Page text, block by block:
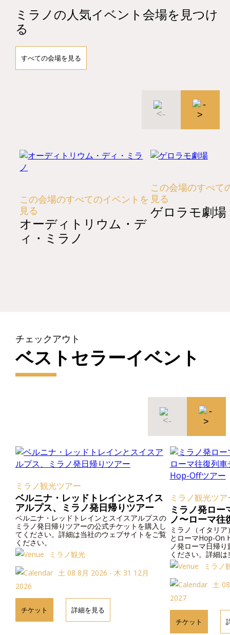
ミラノの人気イベント会場を見つけ
る
すべての会場を見る
この会場のすべてのイベントを
見る
オーディトリウム・デ
ィ・ミラノ
この会場のすべて
見る
ゲロラモ劇場
チェックアウト
ベストセラーイベント
ミラノ観光ツアー
ベルニナ・レッドトレインとスイス
アルプス、ミラノ発日帰りツアー
ベルニナ・レッドトレインとスイスアルプスの
ミラノ発日帰りツアーの公式チケットを購入し
てください。詳細は当社のウェブサイトをご覧
ください。
ミラノ観光
土 08 8月 2026 - 木 31 12月
2026
チケット 詳細を見る
ミラノ観光ツア
ミラノ発ロー
ノ〜ローマ往
マHOP-ON
ミラノ（イタリ
とローマHop-On
ノ発ローマ日帰
ください。詳細
い。
ミラノ
土
2027
チケット